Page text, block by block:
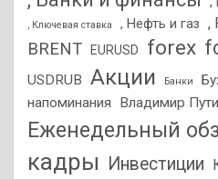
, Ключевая ставка , Нефть и газ ,
BRENT EURUSD forex
USDRUB Акции Банки
напоминания
Владимир
Еженедельный
кадры
Инвестиции